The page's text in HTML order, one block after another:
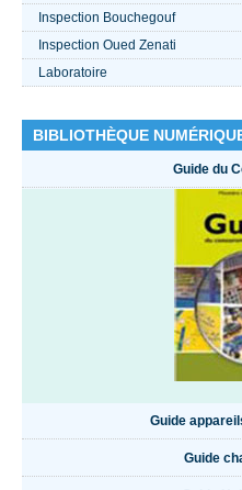
Inspection Bouchegouf
Inspection Oued Zenati
Laboratoire
BIBLIOTHÈQUE
Guide du
Guide
Guide